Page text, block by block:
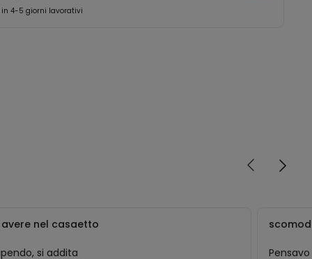
in 4-5 giorni lavorativi
avere nel casaetto
si addita